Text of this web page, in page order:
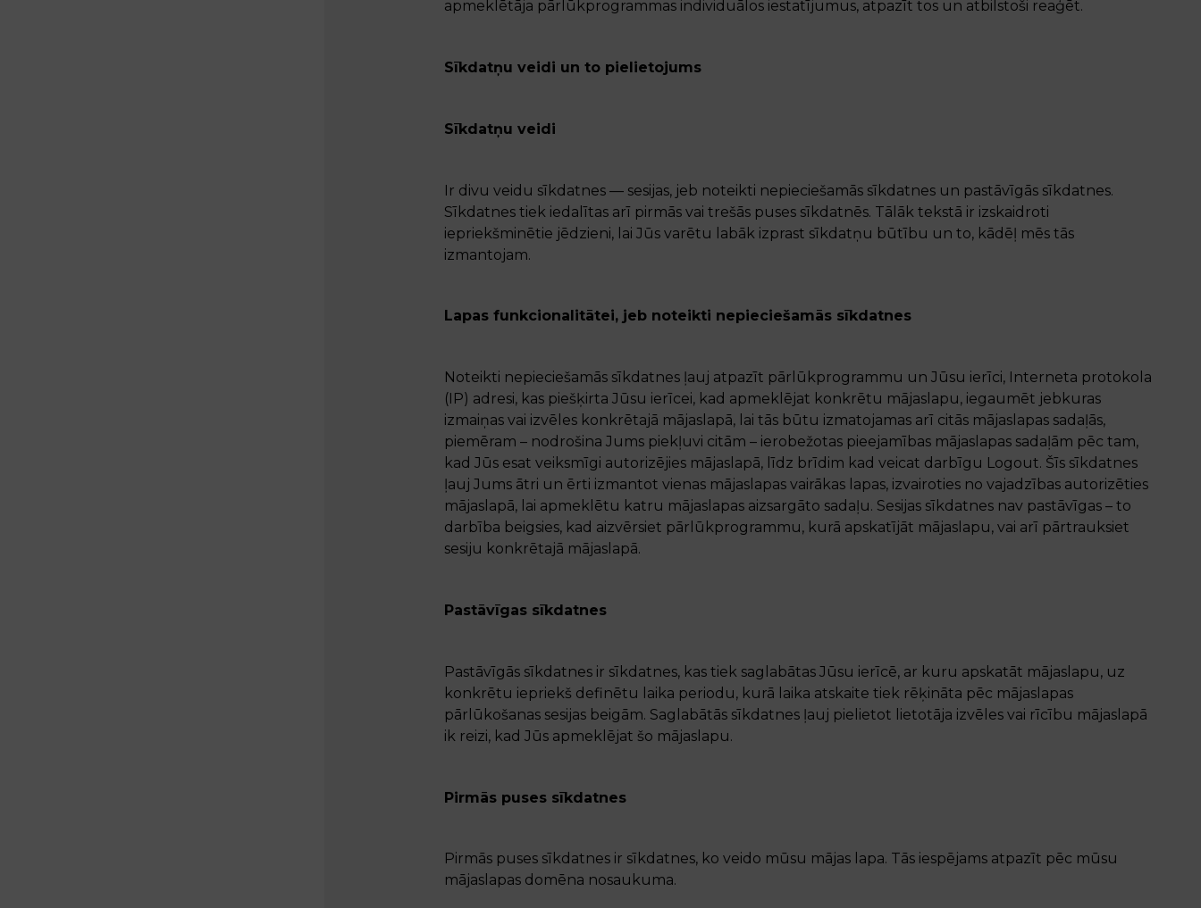
apmeklētāja pārlūkprogrammas individuālos iestatījumus, atpazīt tos un atbilstoši reaģēt.
Sīkdatņu veidi un to pielietojums
Sīkdatņu veidi
Ir divu veidu sīkdatnes — sesijas, jeb noteikti nepieciešamās sīkdatnes un pastāvīgās sīkdatnes.
Sīkdatnes tiek iedalītas arī pirmās vai trešās puses sīkdatnēs. Tālāk tekstā ir izskaidroti
iepriekšminētie jēdzieni, lai Jūs varētu labāk izprast sīkdatņu būtību un to, kādēļ mēs tās
izmantojam.
Lapas funkcionalitātei, jeb noteikti nepieciešamās sīkdatnes
Noteikti nepieciešamās sīkdatnes ļauj atpazīt pārlūkprogrammu un Jūsu ierīci, Interneta protokola
(IP) adresi, kas piešķirta Jūsu ierīcei, kad apmeklējat konkrētu mājaslapu, iegaumēt jebkuras
izmaiņas vai izvēles konkrētajā mājaslapā, lai tās būtu izmatojamas arī citās mājaslapas sadaļās,
piemēram – nodrošina Jums piekļuvi citām – ierobežotas pieejamības mājaslapas sadaļām pēc tam,
kad Jūs esat veiksmīgi autorizējies mājaslapā, līdz brīdim kad veicat darbīgu Logout. Šīs sīkdatnes
ļauj Jums ātri un ērti izmantot vienas mājaslapas vairākas lapas, izvairoties no vajadzības autorizēties
mājaslapā, lai apmeklētu katru mājaslapas aizsargāto sadaļu. Sesijas sīkdatnes nav pastāvīgas – to
darbība beigsies, kad aizvērsiet pārlūkprogrammu, kurā apskatījāt mājaslapu, vai arī pārtrauksiet
sesiju konkrētajā mājaslapā.
Pastāvīgas sīkdatnes
Pastāvīgās sīkdatnes ir sīkdatnes, kas tiek saglabātas Jūsu ierīcē, ar kuru apskatāt mājaslapu, uz
konkrētu iepriekš definētu laika periodu, kurā laika atskaite tiek rēķināta pēc mājaslapas
pārlūkošanas sesijas beigām. Saglabātās sīkdatnes ļauj pielietot lietotāja izvēles vai rīcību mājaslapā
ik reizi, kad Jūs apmeklējat šo mājaslapu.
Pirmās puses sīkdatnes
Pirmās puses sīkdatnes ir sīkdatnes, ko veido mūsu mājas lapa. Tās iespējams atpazīt pēc mūsu
mājaslapas domēna nosaukuma.